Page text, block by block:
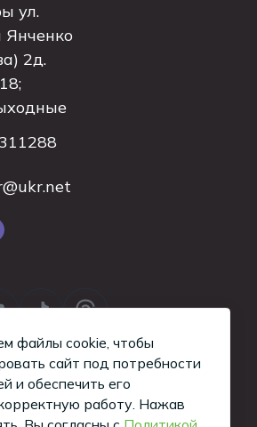
ул.
2д.
файлы cookie, чтобы
сайт под потребности
и обеспечить его
работу. Нажав